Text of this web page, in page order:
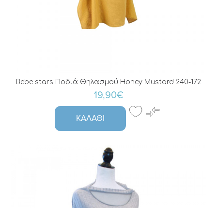
Bebe stars Ποδιά Θηλασμού Honey Mustard 240-172
19,90€
ΚΑΛΆΘΙ